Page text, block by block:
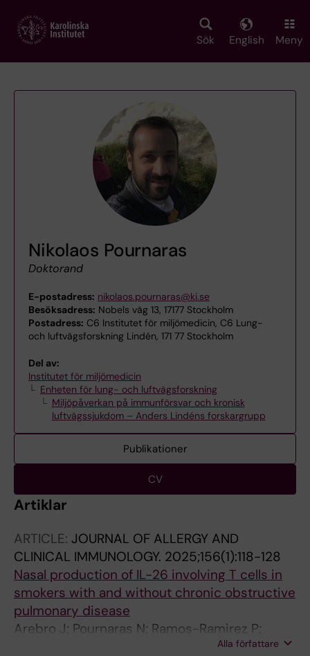
main
Sök English Meny
Nikolaos Pournaras
Doktorand
E-postadress: nikolaos.pournaras@ki.se
Besöksadress: Nobels väg 13, 17177 Stockholm
Postadress: C6 Institutet för miljömedicin, C6 Lung-
och luftvägsforskning Lindén, 171 77 Stockholm
Del av:
Institutet för miljömedicin
Enheten för lung- och luftvägsforskning
Miljöpåverkan på immunförsvar och kronisk
luftvägssjukdom – Anders Lindéns forskargrupp
Publikationer
CV
Artiklar
ARTICLE: JOURNAL OF ALLERGY AND
CLINICAL IMMUNOLOGY. 2025;156(1):118-128
Nasal production of IL-26 involving T cells in
smokers with and without chronic obstructive
pulmonary disease
Arebro J; Pournaras N; Ramos-Ramirez P;
Cardenas EI; Bandeira E; Che KF; Brundin B;
Alla författare